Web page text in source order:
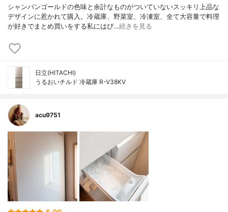
シャンパンゴールドの色味と余計なものがついていないスッキリ上品な
デザインに惹かれて購入。冷蔵庫、野菜室、冷凍室、全て大容量で料理
が好きでまとめ買いをする私にはぴ…続きを見る
日立(HITACHI)
うるおいチルド 冷蔵庫 R-V38KV
acu9751